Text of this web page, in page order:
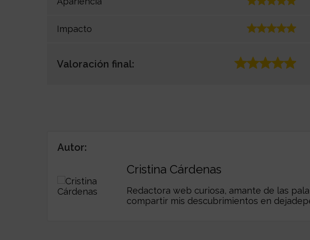
Impacto
Valoración final:
Autor:
Cristina Cárdenas
Redactora web curiosa, amante de las
compartir mis descubrimientos en